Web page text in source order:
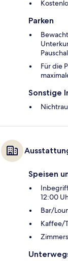
Parken
Für die
Sonstige
Speisen
12:00
Bar/
Kaffee/